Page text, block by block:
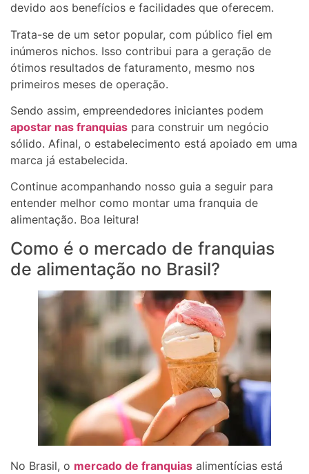
devido aos benefícios e facilidades que oferecem.
Trata-se de um setor popular, com público fiel em
inúmeros nichos. Isso contribui para a geração de
ótimos resultados de faturamento, mesmo nos
primeiros meses de operação.
Sendo assim, empreendedores iniciantes podem
apostar nas franquias para construir um negócio
sólido. Afinal, o estabelecimento está apoiado em uma
marca já estabelecida.
Continue acompanhando nosso guia a seguir para
entender melhor como montar uma franquia de
alimentação. Boa leitura!
Como é o mercado de franquias
de alimentação no Brasil?
No Brasil, o mercado de franquias alimentícias está